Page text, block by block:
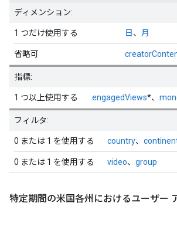
ディメンション:
1 つだけ使用する 日 、 月
省略可
指標:
1 つ以上使用する engagedViews*、
フィルタ:
0 または 1 を使用する country、
0 または 1 を使用する video、 group
特定期間の米国各州におけるユーザー